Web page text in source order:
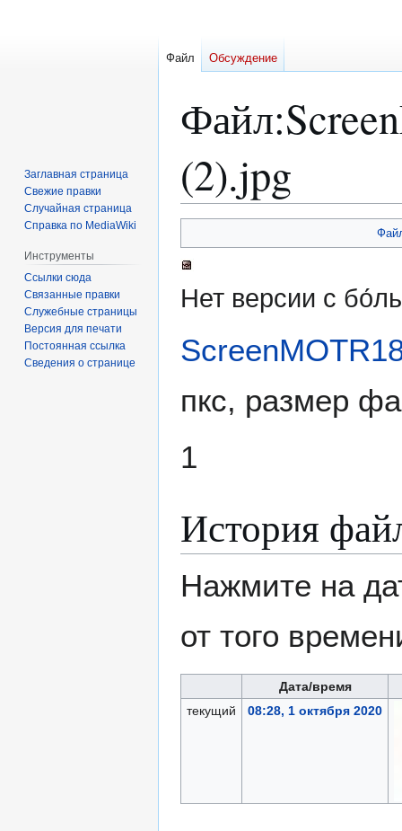
Файл:
(2).jpg
к
навигации
к
поиску
Нет версии с
пкс, размер
1
История
Нажмите на
от того
Дата/время
текущий
08:28, 1 октября 2020
Файл Обсуждение
Заглавная страница
Свежие правки
Случайная страница
Справка по MediaWiki
Инструменты
Ссылки сюда
Связанные правки
Служебные страницы
Версия для печати
Постоянная ссылка
Сведения о странице